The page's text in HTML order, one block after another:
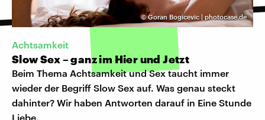
©Goran Bogicevic | photocase.de
Achtsamkeit
Slow Sex – ganz im Hier und Jetzt
Beim Thema Achtsamkeit und Sex taucht immer
wieder der Begriff Slow Sex auf. Was genau steckt
dahinter? Wir haben Antworten darauf in Eine Stunde
Liebe.